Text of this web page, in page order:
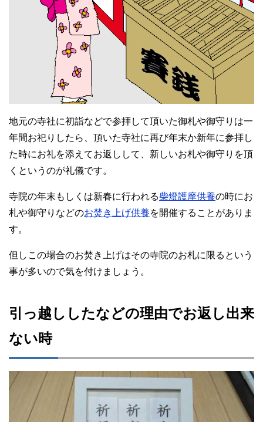
地元の寺社に初詣などで参拝して頂いた御札や御守りは一
年間お祀りしたら、頂いた寺社に再び年末か新年に参拝し
た時にお礼を添えてお返しして、新しいお札や御守りを頂
くというのが礼儀です。
寺院の年末もしくは新春に行われる柴燈護摩供養の時にお
札や御守りなどのお焚き上げ供養を開催することがありま
す。
但しこの場合のお焚き上げはその寺院のお札に限るという
事が多いので気を付けましょう。
引っ越ししたなどの理由でお返し出来
ない時